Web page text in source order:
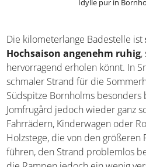
Idylle pur in
Die kilometerlange Badestelle ist
Hochsaison angenehm ruhig,
hervorragend erholen könnt. In
schmaler Strand für die
der Südspitze Bornholms
Jomfrugård jedoch wieder ganz